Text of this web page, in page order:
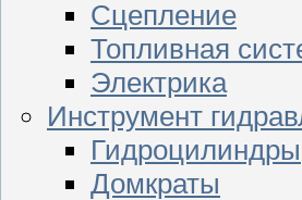
Сцепление
Топливная
Электрика
Инструмент
Гидроцилиндры
Домкраты